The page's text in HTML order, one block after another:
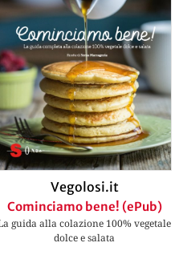
Vegolosi.it
Cominciamo bene! (ePub)
guida alla colazione 100% vegetale
dolce e salata